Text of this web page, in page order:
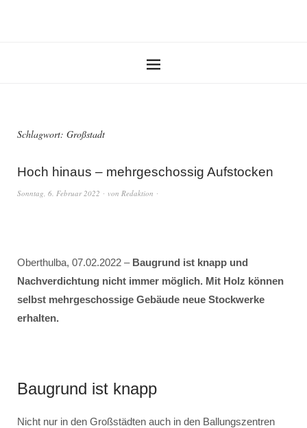
Schlagwort: Großstadt
Hoch hinaus – mehrgeschossig Aufstocken
Sonntag, 6. Februar 2022 von Redaktion
Oberthulba, 07.02.2022 – Baugrund ist knapp und
Nachverdichtung nicht immer möglich. Mit Holz können
selbst mehrgeschossige Gebäude neue Stockwerke
erhalten.
Baugrund ist knapp
Nicht nur in den Großstädten auch in den Ballungszentren